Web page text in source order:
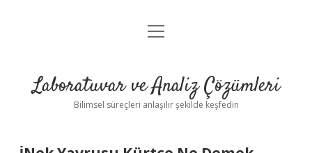
Anasayfa
Yasal Uyarı
menüyü
Laboratuvar ve Analiz Çözümleri
Bilimsel süreçleri anlaşılır şekilde keşfedin